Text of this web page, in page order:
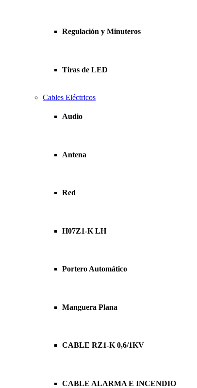
Regulación y Minuteros
Tiras de LED
Cables Eléctricos
Audio
Antena
Red
H07Z1-K LH
Portero Automático
Manguera Plana
CABLE RZ1-K 0,6/1KV
CABLE ALARMA E INCENDIO